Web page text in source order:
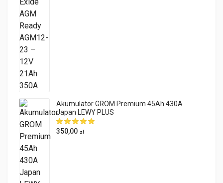
Akumulator GROM Premium 45Ah 430A
Japan LEWY PLUS
350,00 zł